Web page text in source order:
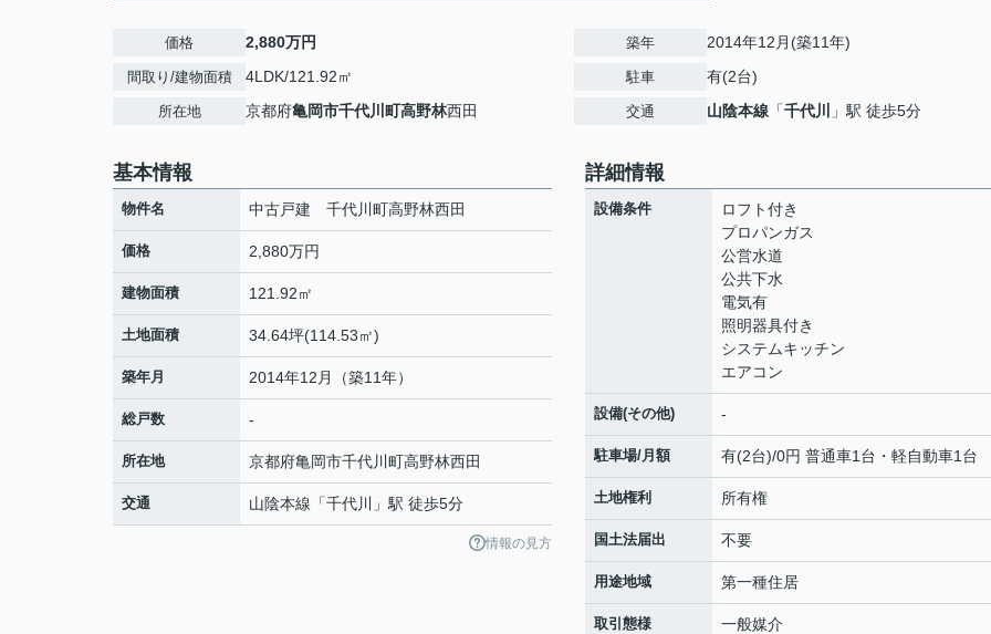
価格 2,880万円
間取り/建物面積 4LDK/121.92㎡
所在地 京都府亀岡市千代川町高野林西田
築年 2014年12月(築11年)
駐車 有(2台)
交通 山陰本線 「千代川 」駅 徒歩5分
基本情報
物件名 中古戸建 千代川町高野林西田
価格 2,880万円
建物面積 121.92㎡
土地面積 34.64坪(114.53㎡)
築年月 2014年12月（築11年）
総戸数 -
所在地 京都府亀岡市千代川町高野林西田
交通 山陰本線 「千代川 」駅 徒歩5分
情報の見方
詳細情報
設備条件
ロフト付き
プロパンガス
公営水道
公共下水
電気有
照明器具付き
システムキッチン
エアコン
設備(その他) -
駐車場/月額 有(2台)/0円 普通車1台・軽自動車1台
土地権利 所有権
国土法届出 不要
用途地域 第一種住居
取引態様 一般媒介